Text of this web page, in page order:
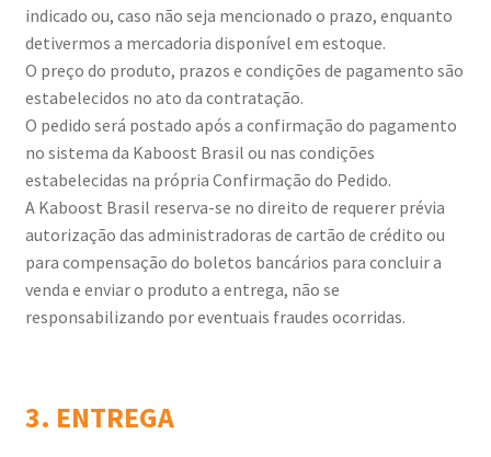
indicado ou, caso não seja mencionado o prazo, enquanto
detivermos a mercadoria disponível em estoque.
O preço do produto, prazos e condições de pagamento são
estabelecidos no ato da contratação.
O pedido será postado após a confirmação do pagamento
no sistema da Kaboost Brasil ou nas condições
estabelecidas na própria Confirmação do Pedido.
A Kaboost Brasil reserva-se no direito de requerer prévia
autorização das administradoras de cartão de crédito ou
para compensação do boletos bancários para concluir a
venda e enviar o produto a entrega, não se
responsabilizando por eventuais fraudes ocorridas.
3. ENTREGA